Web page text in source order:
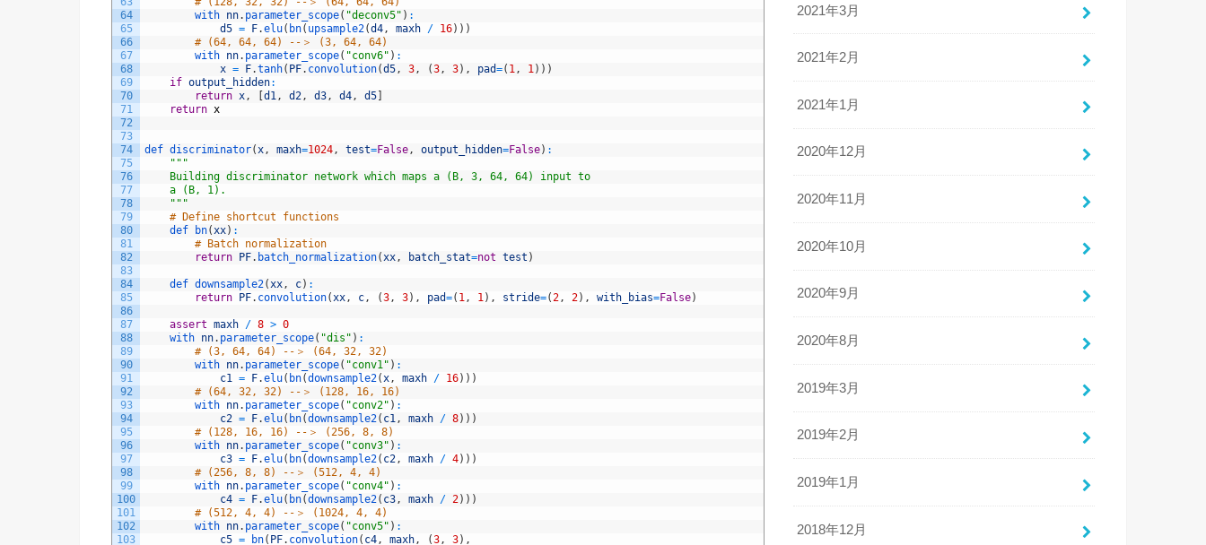
64
65
66
67
68
69
70
71
72
73
74
75
76
77
78
79
80
81
82
83
84
85
86
87
88
89
90
91
92
93
94
95
96
97
98
99
100
101
102
103
with nn. parameter_scope( "deconv5" ) :
d5 = F.elu( bn( upsample2(d4, maxh / 16) ) )
# (64, 64, 64) --＞ (3, 64, 64)
with nn. parameter_scope( "conv6" ) :
x = F.tanh( PF. convolution(d5, 3, (3, 3) , pad=( 1, 1) ) )
if output_hidden:
return x, [d1, d2, d3, d4, d5]
return x
def discriminator(x, maxh=1024, test=False, output_hidden=False) :
"" "
Building discriminator network which maps a (B, 3, 64, 64) input to
a (B, 1).
" ""
# Define shortcut functions
def
bn(xx) :
# Batch normalization
return PF. batch_normalization(xx, batch_stat=not test )
def downsample2(xx, c) :
return PF. convolution(xx, c, (3, 3) , pad=( 1, 1) , stride=(2, 2) , with_bias=False)
assert maxh / 8 > 0
with nn. parameter_scope( "dis" ) :
# (3, 64, 64) --＞ (64, 32, 32)
with nn. parameter_scope( "conv1" ) :
c1 = F.elu( bn(downsample2(x, maxh / 16) ) )
# (64, 32, 32) --＞ (128, 16, 16)
with nn. parameter_scope( "conv2" ) :
c2 = F.elu( bn(downsample2( c1, maxh / 8) ) )
# (128, 16, 16) --＞ (256, 8, 8)
with nn. parameter_scope( "conv3" ) :
c3 = F.elu( bn(downsample2( c2, maxh / 4) ) )
# (256, 8, 8) --＞ (512, 4, 4)
with nn. parameter_scope( "conv4" ) :
c4 = F.elu( bn(downsample2( c3, maxh / 2) ) )
# (512, 4, 4) --＞ (1024, 4, 4)
with nn. parameter_scope( "conv5" ) :
c5 = bn( PF. convolution( c4, maxh, (3, 3) ,
2021年3月
2021年2月
2021年1月
2020年12月
2020年11月
2020年10月
2020年9月
2020年8月
2019年3月
2019年2月
2019年1月
2018年12月